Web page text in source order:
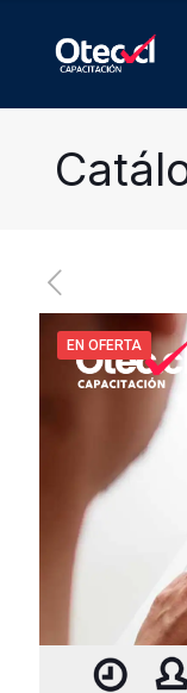
EN OFERTA